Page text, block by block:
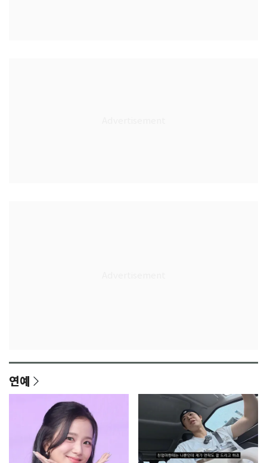
연예